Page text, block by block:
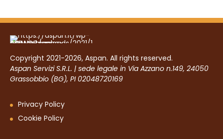
Copyright 2021-2026, Aspan. All rights reserved.
Aspan Servizi S.R.L. | sede legale in Via Azzano n.149, 24050
Grassobbio (BG), PI 02048720169
Privacy Policy
Cookie Policy